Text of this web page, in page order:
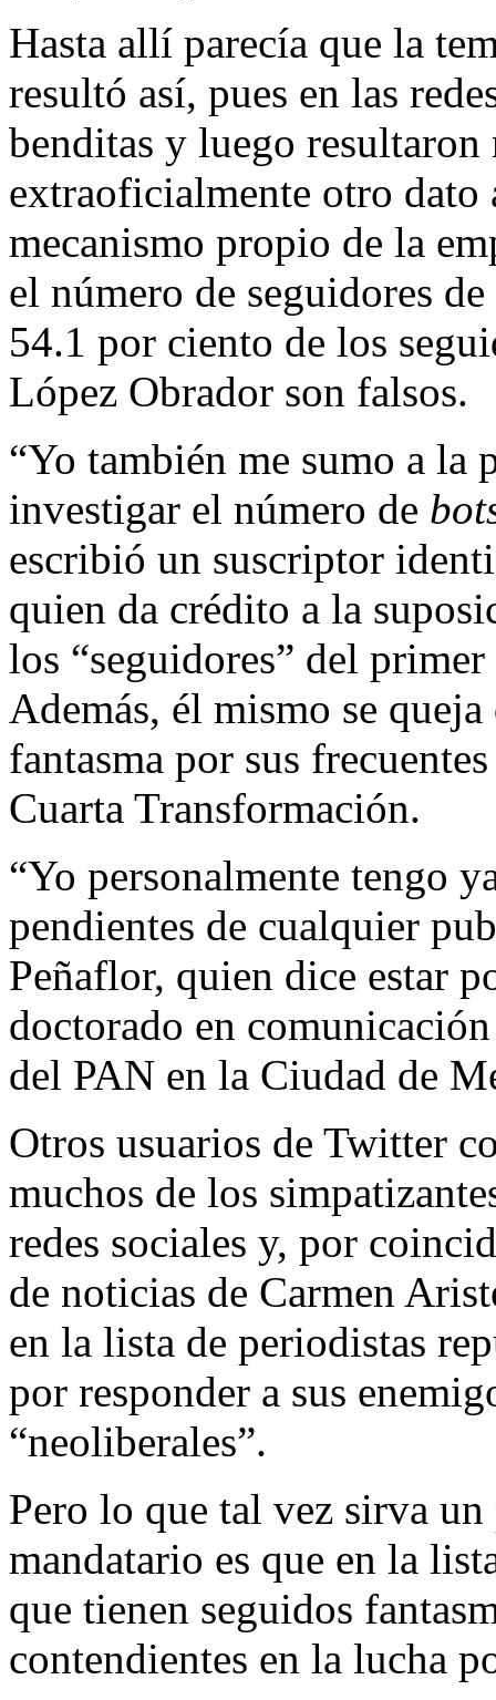
Hasta allí parecía que la
resultó así, pues en las
benditas y luego
extraoficialmente otro
mecanismo propio de la
el número de seguidores
54.1 por ciento de los
López Obrador son falsos.
“Yo también me sumo a la
investigar el número de
escribió un suscriptor
quien da crédito a la
los “seguidores” del
Además, él mismo se queja
fantasma por sus
Cuarta Transformación.
“Yo personalmente tengo
pendientes de cualquier
Peñaflor, quien dice estar
doctorado en
del PAN en la Ciudad de
Otros usuarios de Twitter
muchos de los
redes sociales y, por
de noticias de Carmen
en la lista de periodistas
por responder a sus
“neoliberales”.
Pero lo que tal vez sirva
mandatario es que en la
que tienen seguidos
contendientes en la lucha